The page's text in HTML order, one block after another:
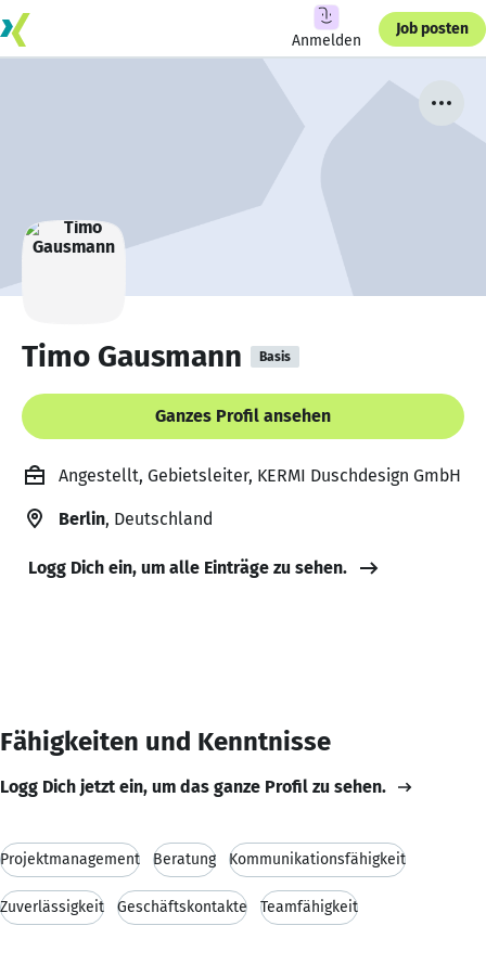
Anmelden
Job posten
Timo Gausmann Basis
Ganzes Profil ansehen
Angestellt, Gebietsleiter, KERMI Duschdesign GmbH
Berlin, Deutschland
Logg Dich ein, um alle Einträge zu sehen.
Fähigkeiten und Kenntnisse
Logg Dich jetzt ein, um das ganze Profil zu sehen.
Projektmanagement Beratung Kommunikationsfähigkeit
Zuverlässigkeit Geschäftskontakte Teamfähigkeit